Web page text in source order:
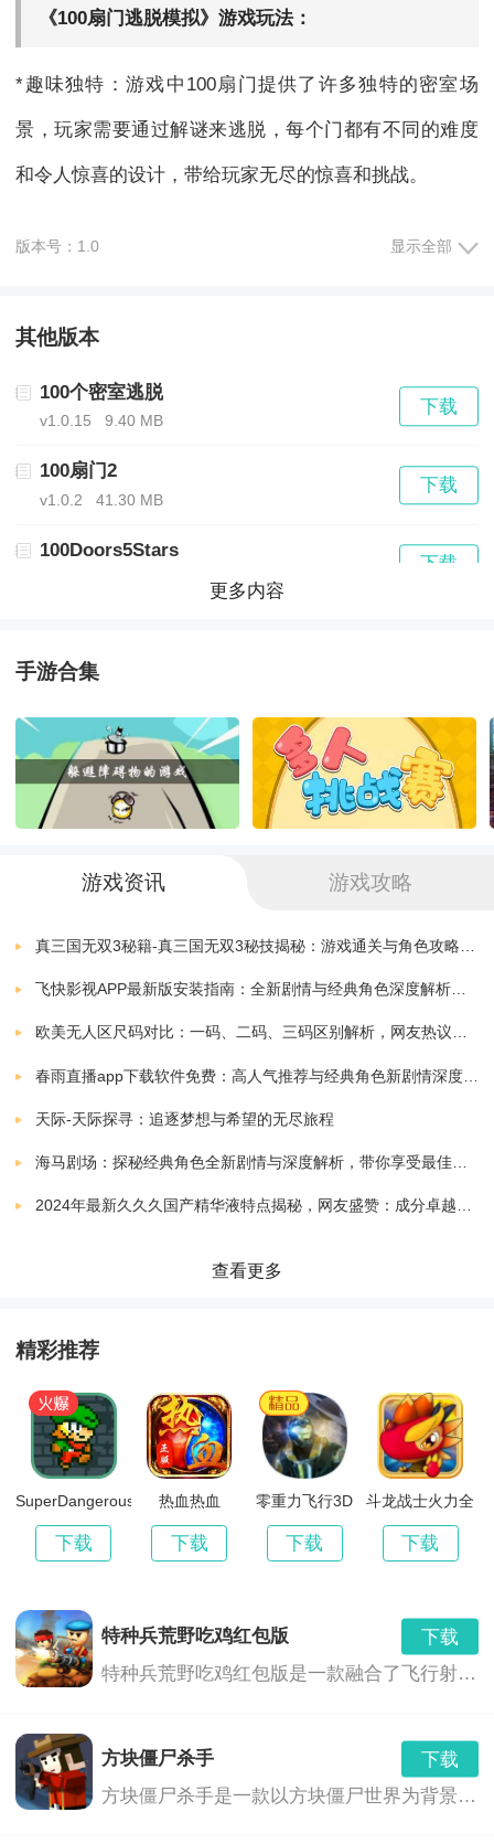
《100扇门逃脱模拟》游戏玩法：
*趣味独特：游戏中100扇门提供了许多独特的密室场
景，玩家需要通过解谜来逃脱，每个门都有不同的难度
和令人惊喜的设计，带给玩家无尽的惊喜和挑战。
*思维训练：玩家需要运用智力和独创思维来解开每个密
同选择和方法，锻炼大脑的逻辑思维能力。
*紧张刺激：在逃脱的过程中，玩家需要躲避监狱警察的
追捕，这增加了游戏的紧张刺激感，让玩家时刻保持警
觉，不断寻找机会逃离。
决策和行动都会影响到最后的结果，增加了游戏的可重
*精细设计：游戏中的谜题设计精细，每个线索和道具都
有其用途和意义，玩家需要仔细观察和分析，解开谜题
*创新玩法：游戏中提供了许多创新的解谜玩法，例如利
用物品的组合和使用不同的技巧解开谜题，给玩家带来
不同寻常的游戏体验。
*细节和隐秘线索：游戏中隐藏了许多细节和隐秘线索，
玩家需要细心观察和仔细思考，才能找到关键的线索和
1、智慧挑战：游戏旨在挑战玩家的智慧和思维能力，玩
家需要通过推理和分析，解开复杂的谜题，体验到独特
的挑战和成就感。
验，玩家可以在游戏中体验到逃脱的紧张和刺激，展现
自己的智慧和勇气。
版本号：1.0 显示全部
其他版本
100个密室逃脱
v1.0.15 9.40 MB
下载
100扇门2
v1.0.2 41.30 MB
下载
100Doors5Stars
下载
v1.0.0
7.10.6.2 0.00 MB
下载
100Scoops
7.10.6.2 0.00 MB
下载
v1.0.10 安卓最新版
1001
下载
100种开锁方式
下载
v1.0.7.2 113.50 MB
v1.0.3 安卓版 18.90 MB
下载
100道门世界历史手机版
100道神秘门5
v1.0.0 68.40 MB
下载
100Ballz
7.10.6.2 0.00 MB
下载
v1.0.0
100教育手机客户端
v3.10.2 40.60 MB
下载
10010联通网上营业厅
v10.9 95.07 MB
下载
100门逃脱挑战2简单密室逃脱解谜
更多内容
手游合集
游戏资讯 游戏攻略
真三国无双3秘籍-真三国无双3秘技揭秘：游戏通关与角色攻略全解析
飞快影视APP最新版安装指南：全新剧情与经典角色深度解析，带你体验极致观影快感
欧美无人区尺码对比：一码、二码、三码区别解析，网友热议：选择更精准，购物无忧！
天际-天际探寻：追逐梦想与希望的无尽旅程
查看更多
精彩推荐
SuperDangerousDungeons
下载
热血热血
下载
零重力飞行3D
下载
斗龙战士火力全
下载
特种兵荒野吃鸡红包版
下载
特种兵荒野吃鸡红包版是一款融合了飞行射击、角色扮演和射击冒险等多种玩法的游戏。玩家将扮演一名特种兵，在荒野中展开一场刺激的生存之战。游戏中，玩家需要利用各种武器和技能，与敌人展开激烈的战斗，同时还要面对各种危险和挑战，如巨型boss、恶劣天气等。此外，游戏中还融入了红包奖励机制，玩家可以通过完成任务或击败敌人获得红包奖励，与其他玩家进行互动交流。
方块僵尸杀手
下载
方块僵尸杀手是一款以方块僵尸世界为背景的飞行射击游戏。在这个世界里，你需要面对不断涌现的僵尸，使用各种武器和道具，来保卫你的家园，寻找生存之路。